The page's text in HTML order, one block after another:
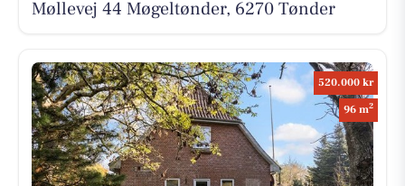
Møllevej 44 Møgeltønder, 6270 Tønder
520.000 kr
96 m2